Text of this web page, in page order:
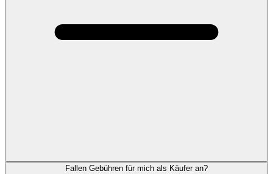
Fallen Gebühren für mich als Käufer an?